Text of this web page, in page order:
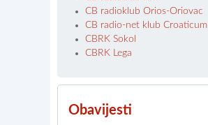
CB radioklub Orios-Oriovac
CB radio-net klub Croaticum
CBRK Sokol
CBRK Lega
Obavijesti